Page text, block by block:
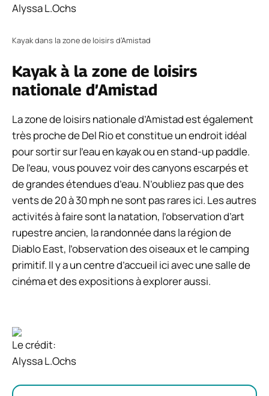
Alyssa L.Ochs
Kayak dans la zone de loisirs d’Amistad
Kayak à la zone de loisirs
nationale d’Amistad
La zone de loisirs nationale d’Amistad est également
très proche de Del Rio et constitue un endroit idéal
pour sortir sur l’eau en kayak ou en stand-up paddle.
De l’eau, vous pouvez voir des canyons escarpés et
de grandes étendues d’eau. N’oubliez pas que des
vents de 20 à 30 mph ne sont pas rares ici. Les autres
activités à faire sont la natation, l’observation d’art
rupestre ancien, la randonnée dans la région de
Diablo East, l’observation des oiseaux et le camping
primitif. Il y a un centre d’accueil ici avec une salle de
cinéma et des expositions à explorer aussi.
Le crédit:
Alyssa L.Ochs